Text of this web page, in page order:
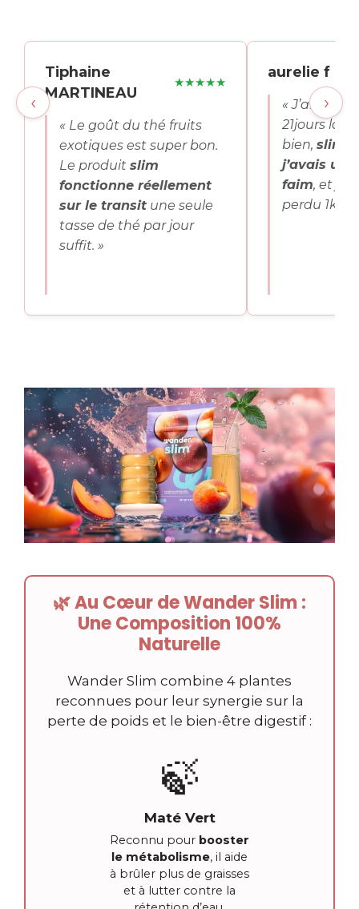
‹
Tiphaine
MARTINEAU
★★★★★
« Le goût du thé fruits
exotiques est super bon.
Le produit slim
fonctionne réellement
sur le transit une seule
tasse de thé par jour
suffit. »
aurelie f
« J’ai fais
21jours la
bien,slim
j’avais un
faim, et je
perdu 1kg. »
›
🌿 Au Cœur de Wander Slim :
Une Composition 100%
Naturelle
Wander Slim combine 4 plantes
reconnues pour leur synergie sur la
perte de poids et le bien-être digestif :
🍃
Maté Vert
Reconnu pour booster
le métabolisme, il aide
à brûler plus de graisses
et à lutter contre la